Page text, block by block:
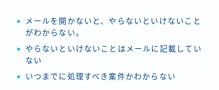
メールを開かないと、やらないといけないこと
がわからない。
やらないといけないことはメールに記載してい
ない
いつまでに処理すべき案件かわからない